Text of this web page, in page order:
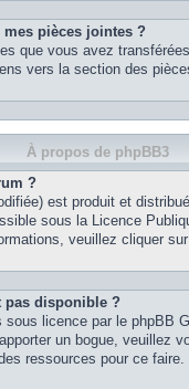
pièces jointes ?
que vous avez
vers la section des
À propos de phpBB3
?
est produit et
sous la Licence
veuillez cliquer
pas disponible ?
licence par le phpBB
un bogue, veuillez
ressources pour ce faire.